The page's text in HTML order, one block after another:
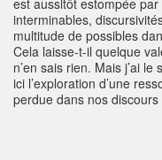
est aussitôt estompée
interminables,
multitude de possibles
Cela laisse-t-il quelque
n’en sais rien. Mais j’ai
ici l’exploration d’une
perdue dans nos